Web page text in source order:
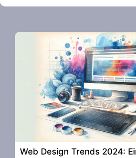
Web Design Trends 2024: